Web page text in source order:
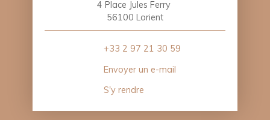
4 Place Jules Ferry
56100 Lorient
+33 2 97 21 30 59
Envoyer un e-mail
S'y rendre